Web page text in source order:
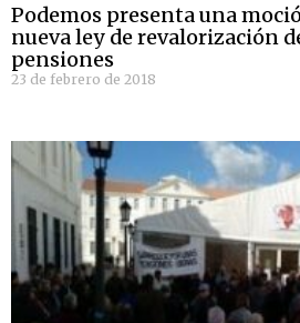
Podemos presenta una
nueva ley de revalorización
pensiones
23 de febrero de 2018